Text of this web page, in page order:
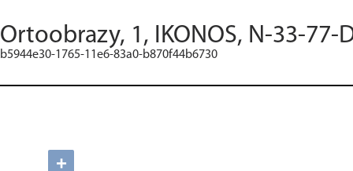
Ortoobrazy, 1, IKONOS, N-33-77-
b5944e30-1765-11e6-83a0-b870f44b6730
+